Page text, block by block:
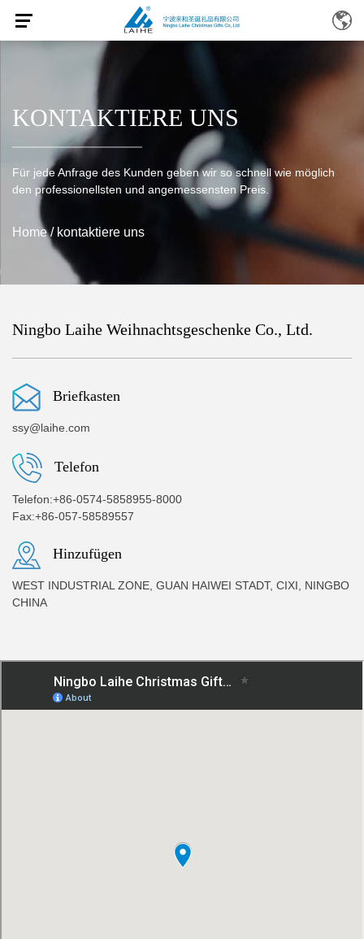
KONTAKTIERE UNS
Für jede Anfrage des Kunden geben wir so schnell wie möglich
den professionellsten und angemessensten Preis.
Home/ kontaktiere uns
Ningbo Laihe Weihnachtsgeschenke Co., Ltd.
Briefkasten
ssy@laihe.com
Telefon
Telefon:+86-0574-5858955-8000
Fax:+86-057-58589557
Hinzufügen
WEST INDUSTRIAL ZONE, GUAN HAIWEI STADT, CIXI, NINGBO
CHINA